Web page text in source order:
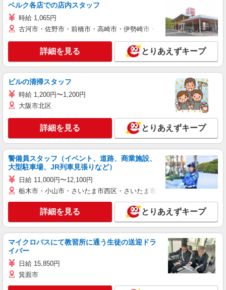
ベルク各店での店内スタッフ
時給 1,065円
古河市・佐野市・前橋市・高崎市・伊勢崎市・太田市・館林市・藤
詳細を見る とりあえずキープ
ビルの清掃スタッフ
時給 1,200円〜1,200円
大阪市北区
詳細を見る とりあえずキープ
警備員スタッフ（イベント、道路、商業施設、
大型駐車場、JR列車見張りなど）
日給 11,000円〜12,100円
栃木市・小山市・さいたま市西区・さいたま市岩槻区・久喜市・蓮田
詳細を見る とりあえずキープ
マイクロバスにて教習所に通う生徒の送迎ドラ
イバー
日給 15,850円
箕面市